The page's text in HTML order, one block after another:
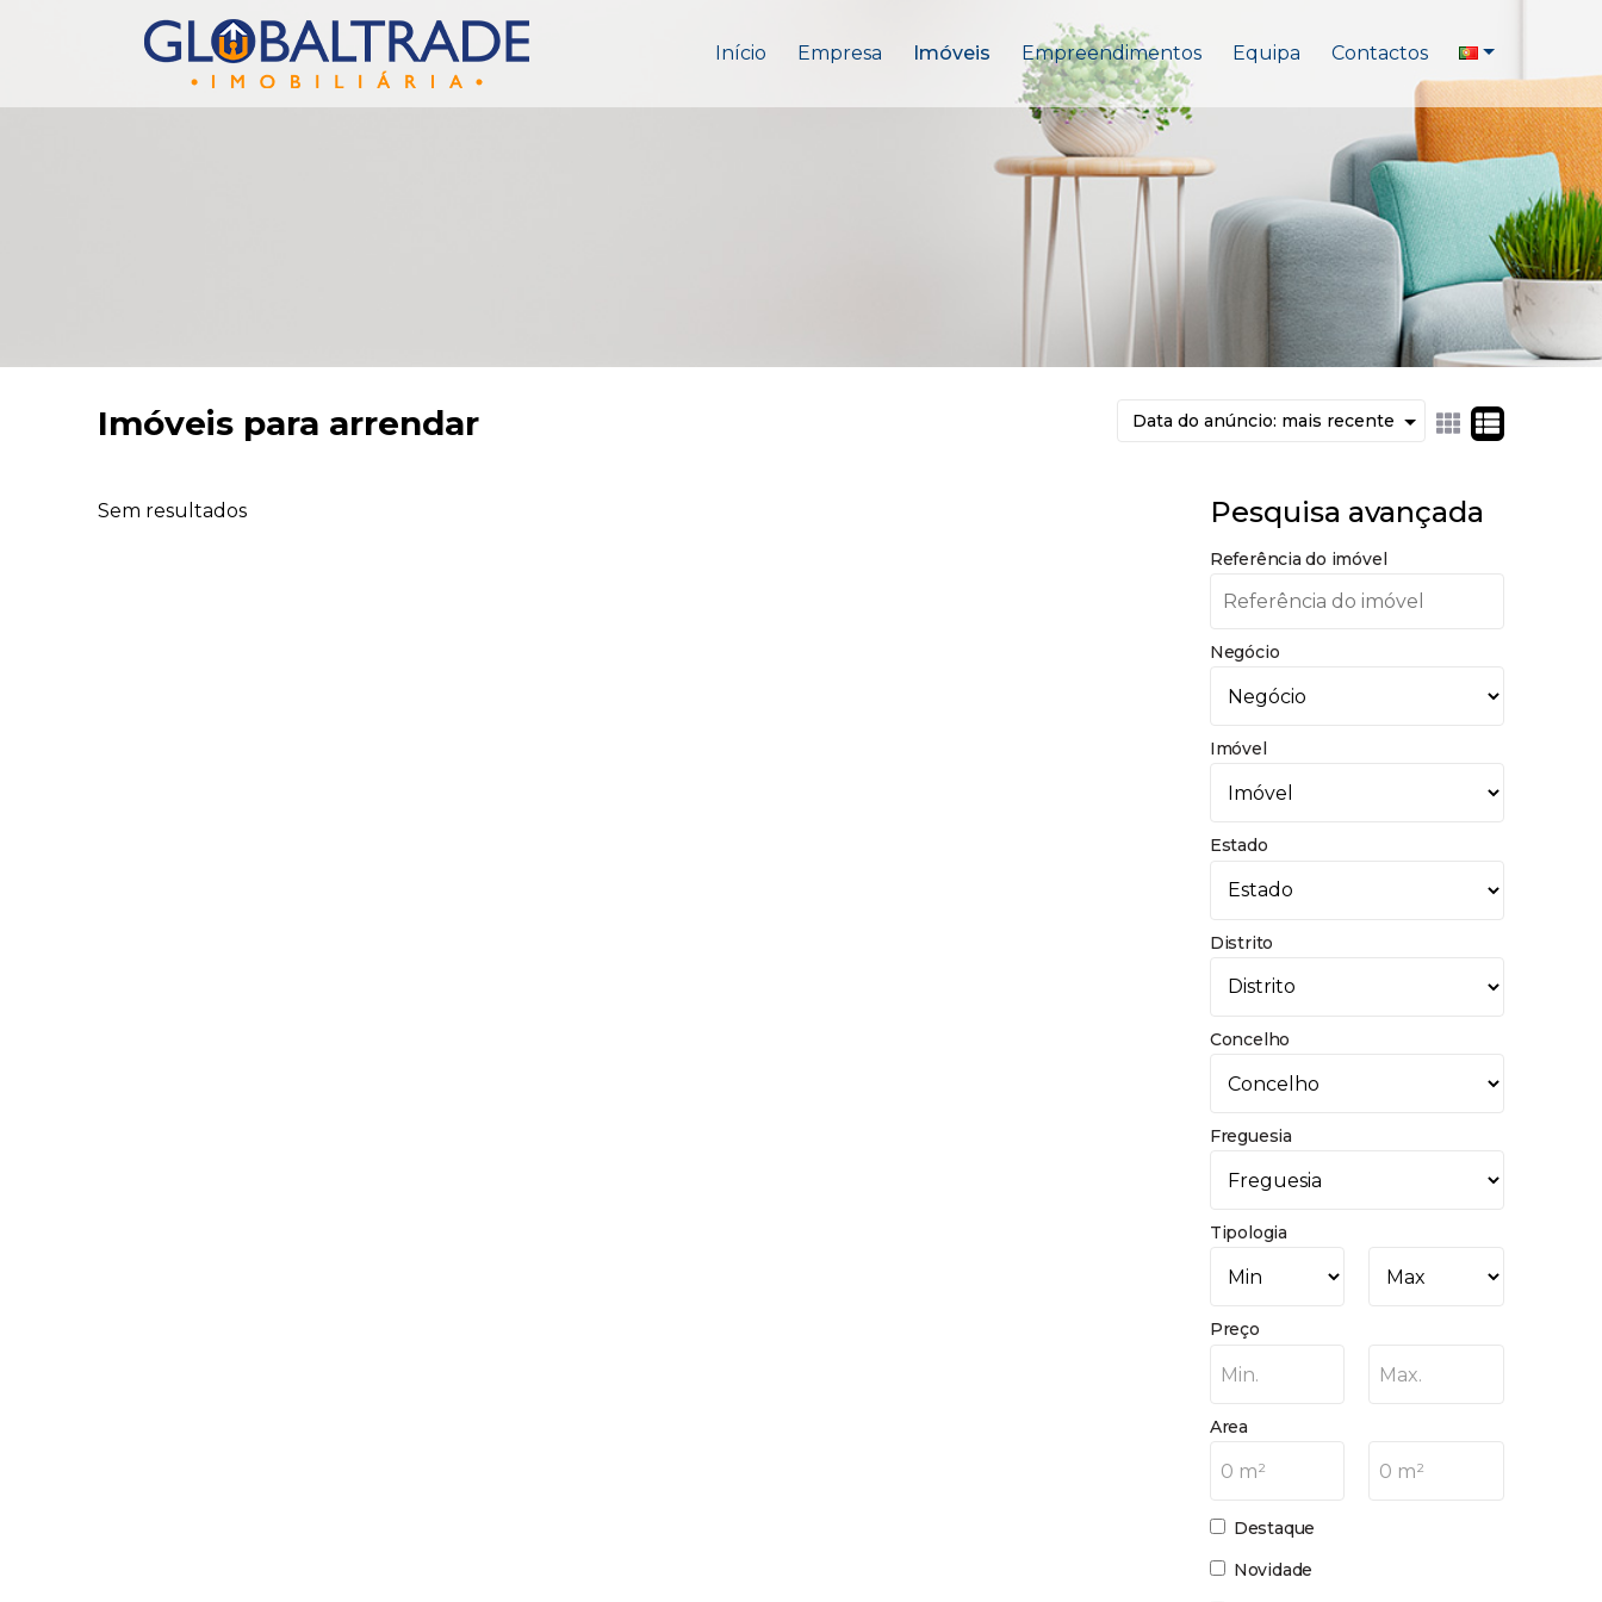
Início Empresa Imóveis Empreendimentos Equipa Contactos
Imóveis para arrendar
Sem resultados Pesquisa avançada
Referência do imóvel
Negócio
Imóvel
Estado
Distrito
Concelho
Freguesia
Tipologia
Preço
Min. Max.
Area
0 m² 0 m²
Destaque
Novidade